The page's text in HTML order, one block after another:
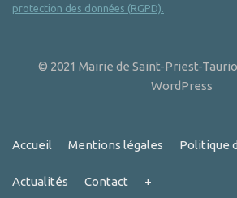
protection des données (RGPD).
© 2021 Mairie de Saint-Priest-
WordPress
Accueil Mentions légales Politique
Actualités Contact +